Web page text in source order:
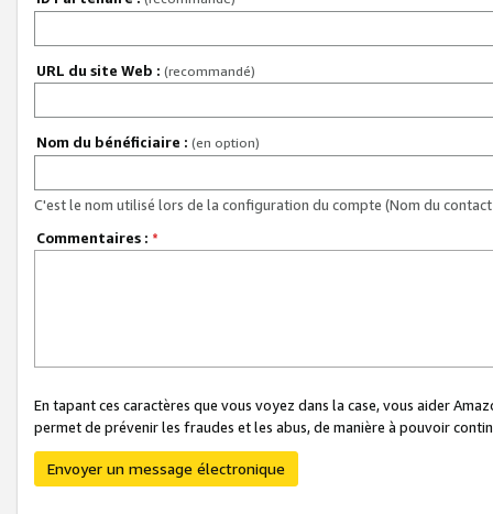
URL du site Web : (recommandé)
Nom du bénéficiaire : (en option)
C'est le nom utilisé lors de la configuration du compte (Nom du
Commentaires : *
En tapant ces caractères que vous voyez dans la case, vous aider
permet de prévenir les fraudes et les abus, de manière à pouvoir
Envoyer un message électronique